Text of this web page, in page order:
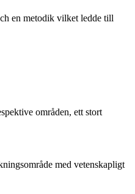
en metodik vilket ledde till
områden, ett stort
med vetenskapligt